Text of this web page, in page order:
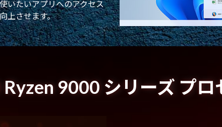
いたいアプリへのアクセス
上させます。
9000 シリーズ プロ